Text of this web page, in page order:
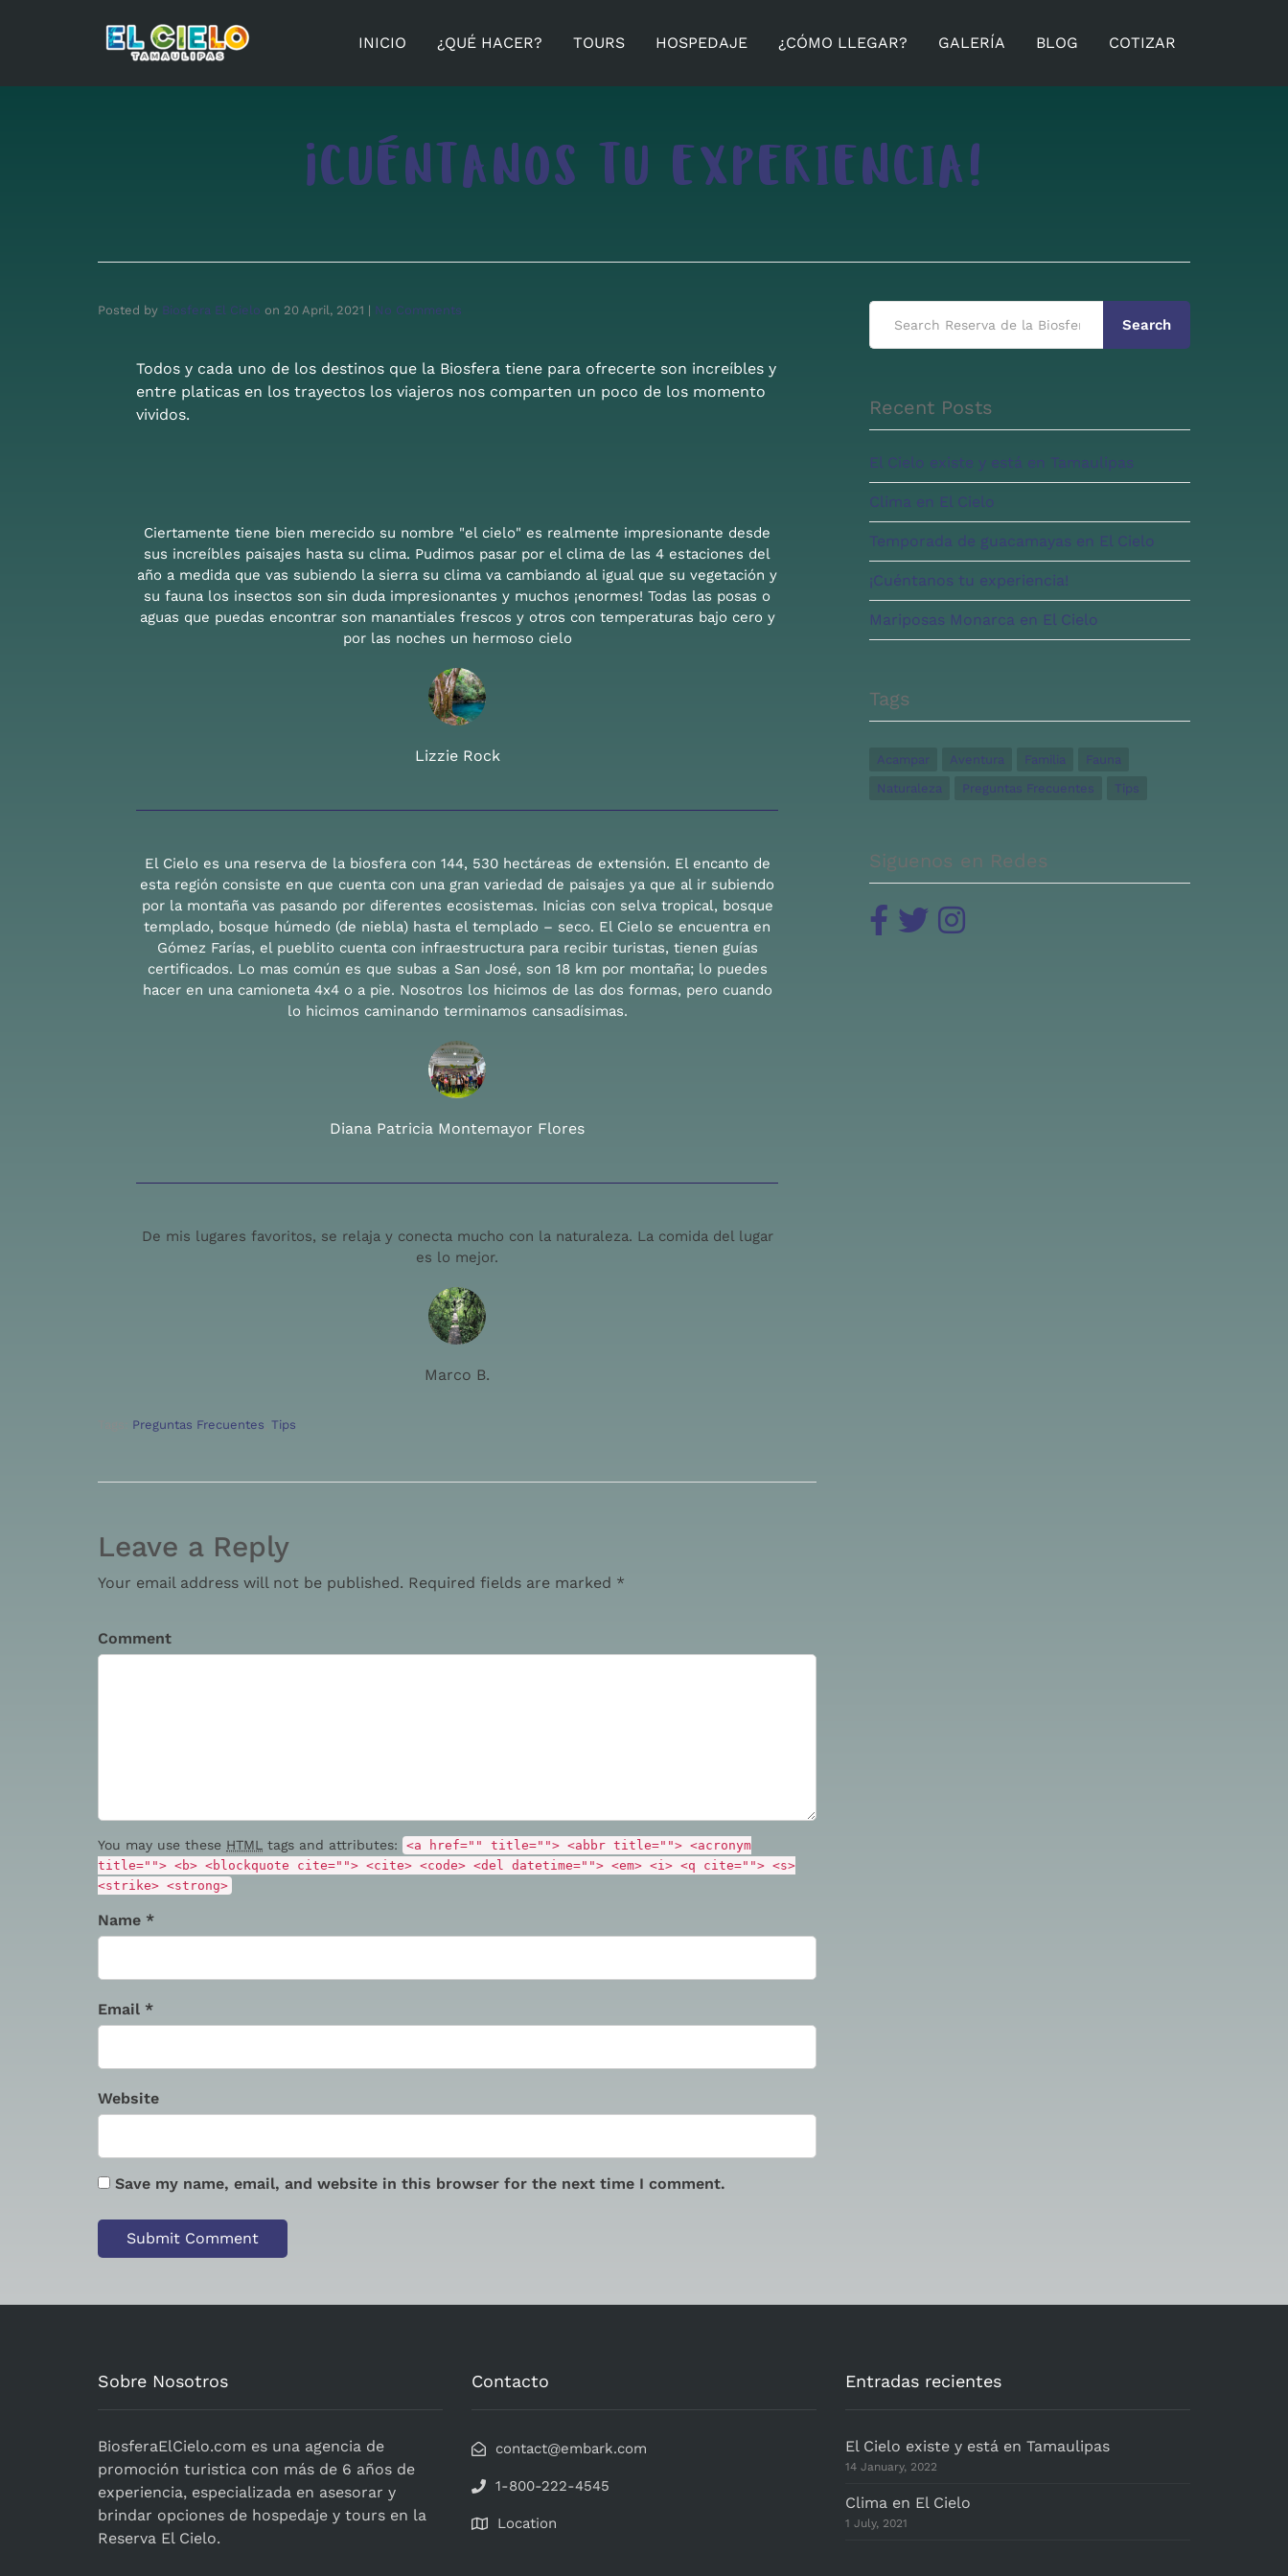
INICIO ¿QUÉ HACER? TOURS HOSPEDAJE ¿CÓMO LLEGAR? GALERÍA BLOG COTIZAR
¡CUÉNTANOS TU EXPERIENCIA!
Posted by Biosfera El Cielo on 20 April, 2021 | No Comments
Todos y cada uno de los destinos que la Biosfera tiene para ofrecerte son increíbles y
entre platicas en los trayectos los viajeros nos comparten un poco de los momento
vividos.
Ciertamente tiene bien merecido su nombre "el cielo" es realmente impresionante desde
sus increíbles paisajes hasta su clima. Pudimos pasar por el clima de las 4 estaciones del
año a medida que vas subiendo la sierra su clima va cambiando al igual que su vegetación y
su fauna los insectos son sin duda impresionantes y muchos ¡enormes! Todas las posas o
aguas que puedas encontrar son manantiales frescos y otros con temperaturas bajo cero y
por las noches un hermoso cielo
Lizzie Rock
El Cielo es una reserva de la biosfera con 144, 530 hectáreas de extensión. El encanto de
esta región consiste en que cuenta con una gran variedad de paisajes ya que al ir subiendo
por la montaña vas pasando por diferentes ecosistemas. Inicias con selva tropical, bosque
templado, bosque húmedo (de niebla) hasta el templado – seco. El Cielo se encuentra en
Gómez Farías, el pueblito cuenta con infraestructura para recibir turistas, tienen guías
certificados. Lo mas común es que subas a San José, son 18 km por montaña; lo puedes
hacer en una camioneta 4x4 o a pie. Nosotros los hicimos de las dos formas, pero cuando
lo hicimos caminando terminamos cansadísimas.
Diana Patricia Montemayor Flores
De mis lugares favoritos, se relaja y conecta mucho con la naturaleza. La comida del lugar
es lo mejor.
Marco B.
Preguntas Frecuentes Tips
Leave a Reply
Your email address will not be published. Required fields are marked *
Comment
You may use these HTML tags and attributes:
<a href="" title=""> <abbr title=""> <acronym
title=""> <b> <blockquote cite=""> <cite> <code> <del datetime=""> <em> <i> <q cite=""> <s>
<strike> <strong>
Name *
Email *
Website
Save my name, email, and website in this browser for the next time I comment.
Search
Recent Posts
El Cielo existe y está en Tamaulipas
Clima en El Cielo
Temporada de guacamayas en El Cielo
¡Cuéntanos tu experiencia!
Mariposas Monarca en El Cielo
Tags
Acampar Aventura Familia
Fauna
Naturaleza
Preguntas Frecuentes Tips
Siguenos en Redes
Sobre Nosotros
BiosferaElCielo.com es una agencia de
promoción turistica con más de 6 años de
experiencia, especializada en asesorar y
brindar opciones de hospedaje y tours en la
Reserva El Cielo.
Contacto
contact@embark.com
1-800-222-4545
Location
Entradas recientes
El Cielo existe y está en Tamaulipas
14 January, 2022
Clima en El Cielo
1 July, 2021